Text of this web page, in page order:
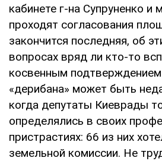
кабинете г-на Супруненко и
проходят согласования
закончится последняя, об
вопросах вряд ли кто-то
косвенным подтверждением
«дерибана» может быть
когда депутаты Киеврады
определялись в своих
пристрастиях: 66 из них
земельной комиссии. Не